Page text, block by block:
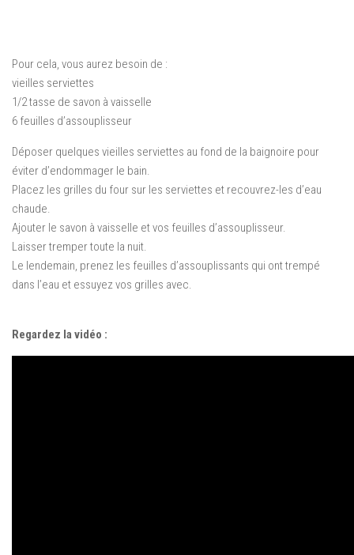
Pour cela, vous aurez besoin de :
vieilles serviettes
1/2 tasse de savon à vaisselle
6 feuilles d’assouplisseur
Déposer quelques vieilles serviettes au fond de la baignoire pour
éviter d’endommager le bain.
Placez les grilles du four sur les serviettes et recouvrez-les d’eau
chaude.
Ajouter le savon à vaisselle et vos feuilles d’assouplisseur.
Laisser tremper toute la nuit.
Le lendemain, prenez les feuilles d’assouplissants qui ont trempé
dans l’eau et essuyez vos grilles avec.
Regardez la vidéo :